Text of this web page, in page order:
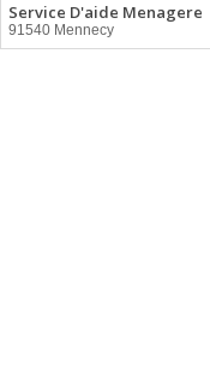
Service D'aide Menagere
91540 Mennecy